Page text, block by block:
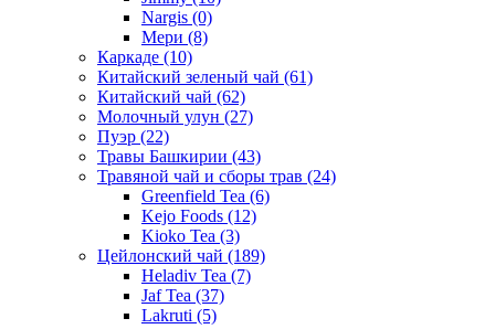
Nargis (0)
Мери (8)
Каркаде (10)
Китайский зеленый чай (61)
Китайский чай (62)
Молочный улун (27)
Пуэр (22)
Травы Башкирии (43)
Травяной чай и сборы трав (24)
Greenfield Tea (6)
Kejo Foods (12)
Kioko Tea (3)
Цейлонский чай (189)
Heladiv Tea (7)
Jaf Tea (37)
Lakruti (5)